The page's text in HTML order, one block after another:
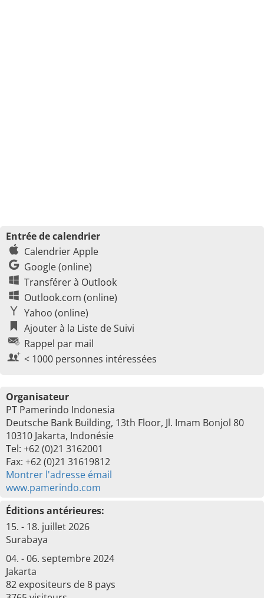
Entrée de calendrier
Calendrier Apple
Google (online)
Transférer à Outlook
Outlook.com (online)
Yahoo (online)
Ajouter à la Liste de Suivi
Rappel par mail
< 1000 personnes intéressées
Organisateur
PT Pamerindo Indonesia
Deutsche Bank Building, 13th Floor, Jl. Imam Bonjol 80
10310 Jakarta, Indonésie
Tel: +62 (0)21 3162001
Fax: +62 (0)21 31619812
Montrer l'adresse émail
www.pamerindo.com
Éditions antérieures:
15. - 18. juillet 2026
Surabaya
04. - 06. septembre 2024
Jakarta
82 expositeurs de 8 pays